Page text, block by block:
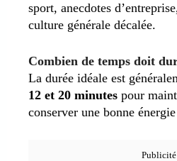
sport, anecdotes
culture générale décalée.
Combien de temps doit
La durée idéale est
12 et 20 minutes pour
conserver une bonne